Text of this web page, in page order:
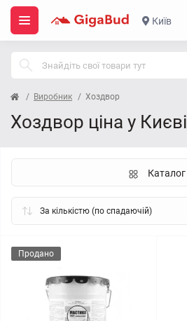
Київ
Виробник Хоздвор
Хоздвор ціна у Києві
Каталог
Продано